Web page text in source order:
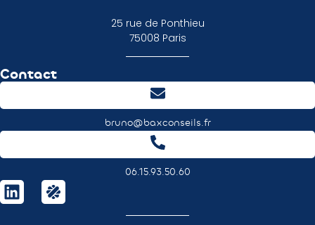
25 rue de Ponthieu
75008 Paris
Contact
bruno@baxconseils.fr
06.15.93.50.60